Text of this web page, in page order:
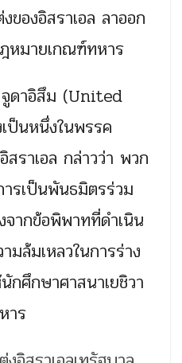
องอิสราเอล ลาออก
หมายเกณฑ์ทหาร
จูดาอิสึม (United
นหนึ่งในพรรค
ราเอล กล่าวว่า พวก
ารเป็นพันธมิตรร่วม
ากข้อพิพาทที่ดำเนิน
มล้มเหลวในการร่าง
กศึกษาศาสนาเยชิวา
าร